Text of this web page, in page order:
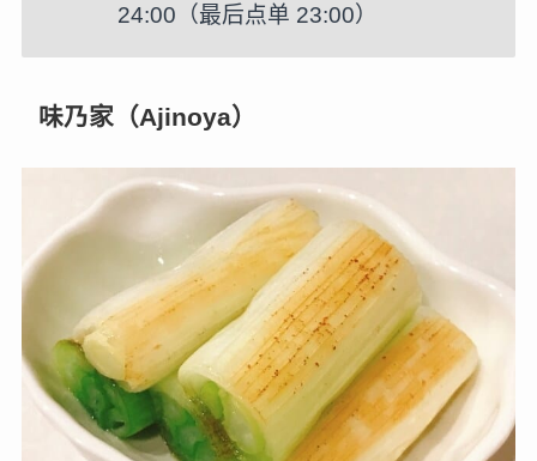
24:00（最后点单 23:00）
味乃家（Ajinoya）